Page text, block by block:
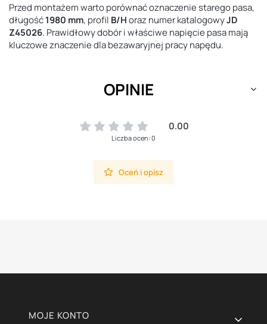
Przed montażem warto porównać oznaczenie starego pasa,
długość1980 mm, profil B/Horaz numer katalogowyJD
Z45026. Prawidłowy dobór i właściwe napięcie pasa mają
kluczowe znaczenie dla bezawaryjnej pracy napędu.
OPINIE
0.00
Liczba ocen: 0
Oceń i opisz
Linki w stopce
MOJE KONTO